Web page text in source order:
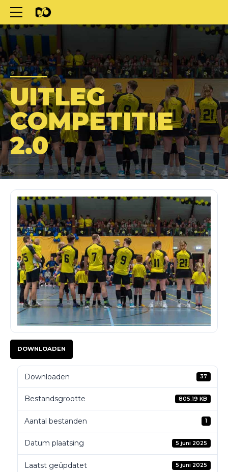
UITLEG
COMPETITIE
2.0
DOWNLOADEN
Downloaden 37
Bestandsgrootte 805.19 KB
Aantal bestanden 1
Datum plaatsing 5 juni 2025
Laatst geüpdatet 5 juni 2025